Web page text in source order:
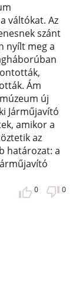
váltókat. Az
szánt
nyílt meg a
Ám
új
Járműjavító
amikor a
az
határozat: a
0 0